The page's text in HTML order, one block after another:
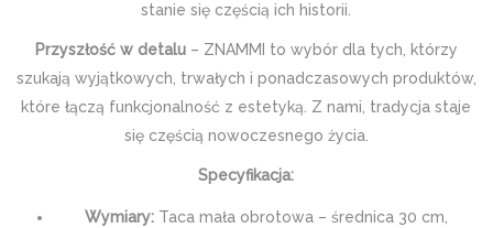
stanie się częścią ich historii.
Przyszłość w detalu– ZNAMMI to wybór dla tych, którzy
szukają wyjątkowych, trwałych i ponadczasowych produktów,
które łączą funkcjonalność z estetyką. Z nami, tradycja staje
się częścią nowoczesnego życia.
Specyfikacja:
Wymiary:Taca mała obrotowa – średnica 30 cm,